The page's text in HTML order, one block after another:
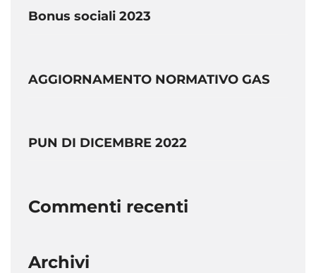
Bonus sociali 2023
AGGIORNAMENTO NORMATIVO GAS
PUN DI DICEMBRE 2022
Commenti recenti
Archivi